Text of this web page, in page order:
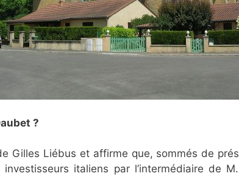
?
Gilles Liébus et affirme que, sommés de
italiens par l’intermédiaire de